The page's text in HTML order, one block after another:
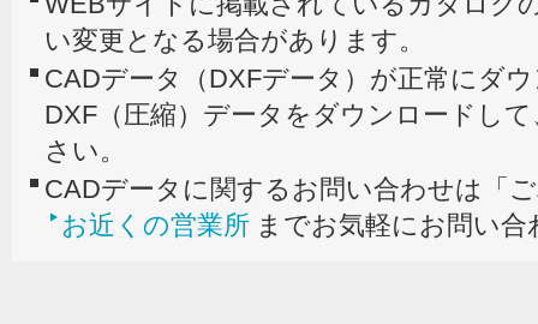
い変更となる場合があります。
CADデータ（DXFデータ）が正常にダ
DXF（圧縮）データをダウンロードし
さい。
CADデータに関するお問い合わせは「
お近くの営業所 までお気軽にお問い